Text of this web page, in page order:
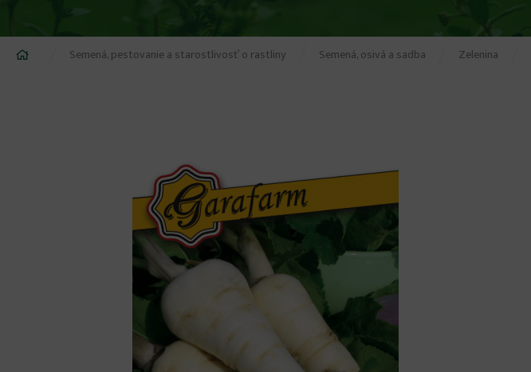
NachádzateSemená, pestovanie a starostlivosť o rastliny Semená, osivá a sadba Zelenina